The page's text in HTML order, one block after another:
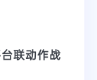
联动作战